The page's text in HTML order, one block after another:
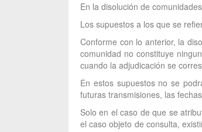
En la disolución de
Los supuestos a los que se
Conforme con lo anterior, la
comunidad no constituye
cuando la adjudicación se
En estos supuestos no se
futuras transmisiones, las
Solo en el caso de que se
el caso objeto de consulta,